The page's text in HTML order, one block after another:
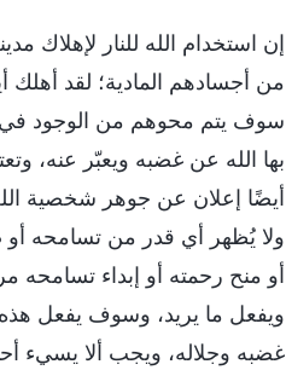
إن استخدام الله للنار
من أجسادهم المادية؛ لقد أهلك
سوف يتم محوهم من الوجود في
بها الله عن غضبه ويعبّر عنه،
أيضًا إعلان عن جوهر شخصية
ولا يُظهر أي قدر من تسامحه أو
أو منح رحمته أو إبداء تسامحه
ويفعل ما يريد، وسوف يفعل هذه
غضبه وجلاله، ويجب ألا يسيء